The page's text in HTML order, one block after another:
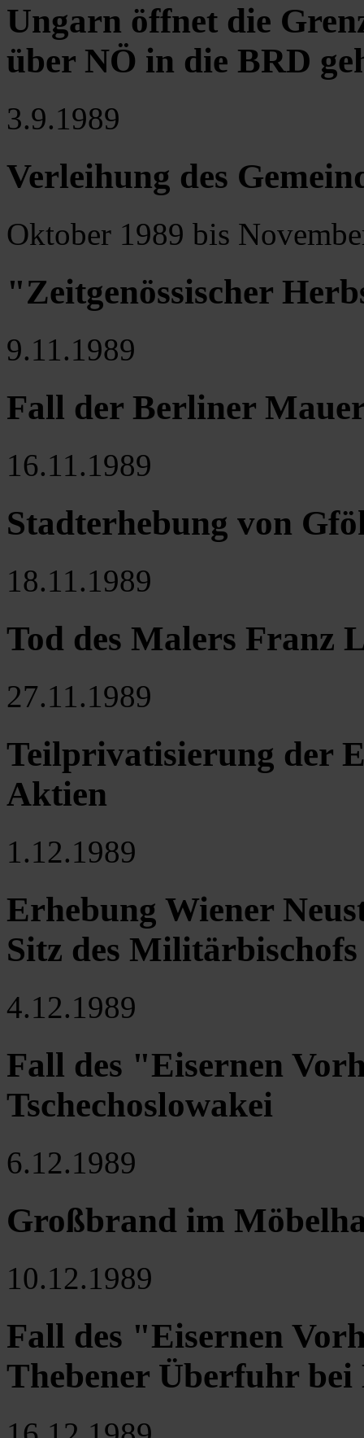
Ungarn öffnet die
über NÖ in die BRD
3.9.1989
Verleihung des
Oktober 1989 bis
"Zeitgenössischer
9.11.1989
Fall der Berliner
16.11.1989
Stadterhebung von
18.11.1989
Tod des Malers Franz
27.11.1989
Teilprivatisierung der
Aktien
1.12.1989
Erhebung Wiener
Sitz des
4.12.1989
Fall des "Eisernen
Tschechoslowakei
6.12.1989
Großbrand im
10.12.1989
Fall des "Eisernen
Thebener Überfuhr